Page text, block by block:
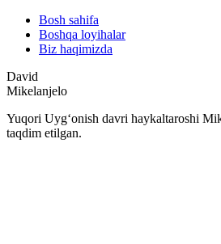
Bosh sahifa
Boshqa loyihalar
Biz haqimizda
David
Mikelanjelo
Yuqori Uygʻonish davri haykaltaroshi
taqdim etilgan.